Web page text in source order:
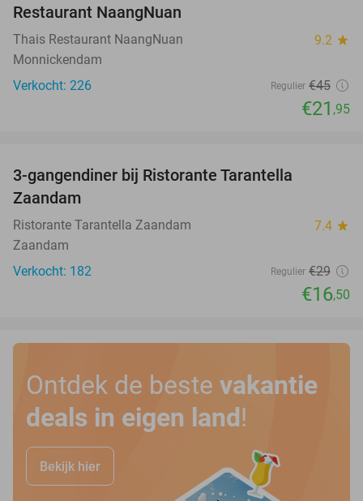
Restaurant NaangNuan
Thais Restaurant NaangNuan 9.2 star
Monnickendam
Verkocht: 226
Regulier €45
€21 ,95
3-gangendiner bij Ristorante Tarantella
Zaandam
Ristorante Tarantella Zaandam 7.4 star
Zaandam
Verkocht: 182
Regulier €29
€16,50
Ontdek de beste vakantie
deals in eigen land!
Bekijk hier